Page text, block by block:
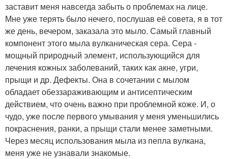
заставит меня навсегда забыть о проблемах на лице.
Мне уже терять было нечего, послушав её совета, я в тот
же день, вечером, заказала это мыло. Самый главный
компонент этого мыла вулканическая сера. Сера -
мощный природный элемент, использующийся для
лечения кожных заболеваний, таких как акне, угри,
прыщи и др. Дефекты. Она в сочетании с мылом
обладает обеззараживающим и антисептическим
действием, что очень важно при проблемной коже. И, о
чудо, уже после первого умывания у меня уменьшились
покраснения, ранки, а прыщи стали менее заметными.
Через месяц использования мыла из пепла вулкана,
меня уже не узнавали знакомые.